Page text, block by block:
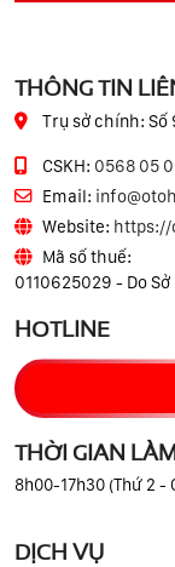
THÔNG TIN
Trụ sở chính: Số
CSKH: 0568 05
Email:
Website: https://
Mã số thuế:
0110625029 - Do
HOTLINE
THỜI GIAN
8h00-17h30 (Thứ 2 -
DỊCH VỤ